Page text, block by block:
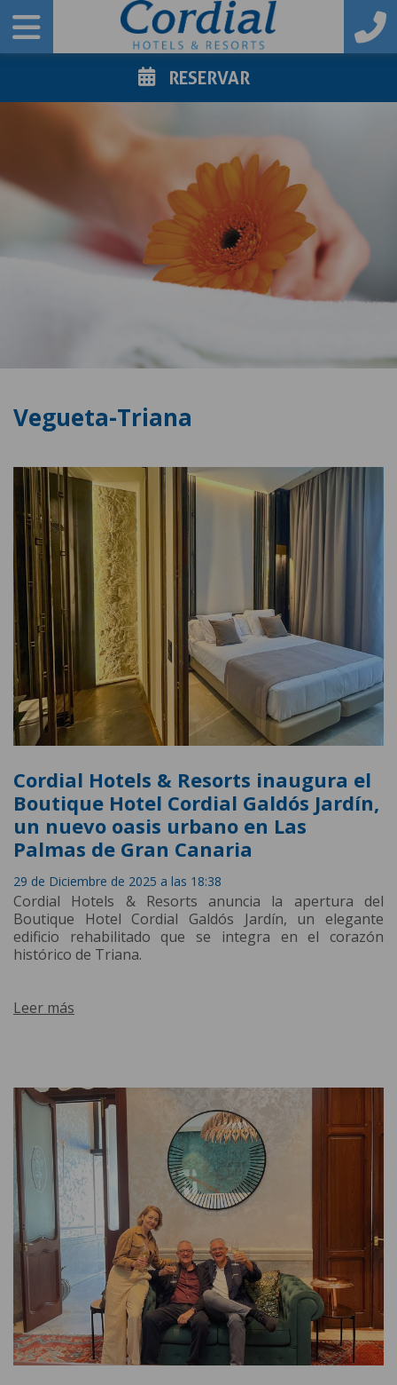
RESERVAR
Vegueta-Triana
Cordial Hotels & Resorts inaugura el
Boutique Hotel Cordial Galdós Jardín,
un nuevo oasis urbano en Las
Palmas de Gran Canaria
29 de Diciembre de 2025 a las 18:38
Cordial Hotels & Resorts anuncia la apertura del
Boutique Hotel Cordial Galdós Jardín, un elegante
edificio rehabilitado que se integra en el corazón
histórico de Triana.
Leer más